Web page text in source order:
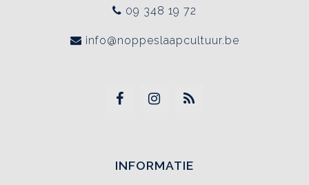
09 348 19 72
info@noppeslaapcultuur.be
INFORMATIE